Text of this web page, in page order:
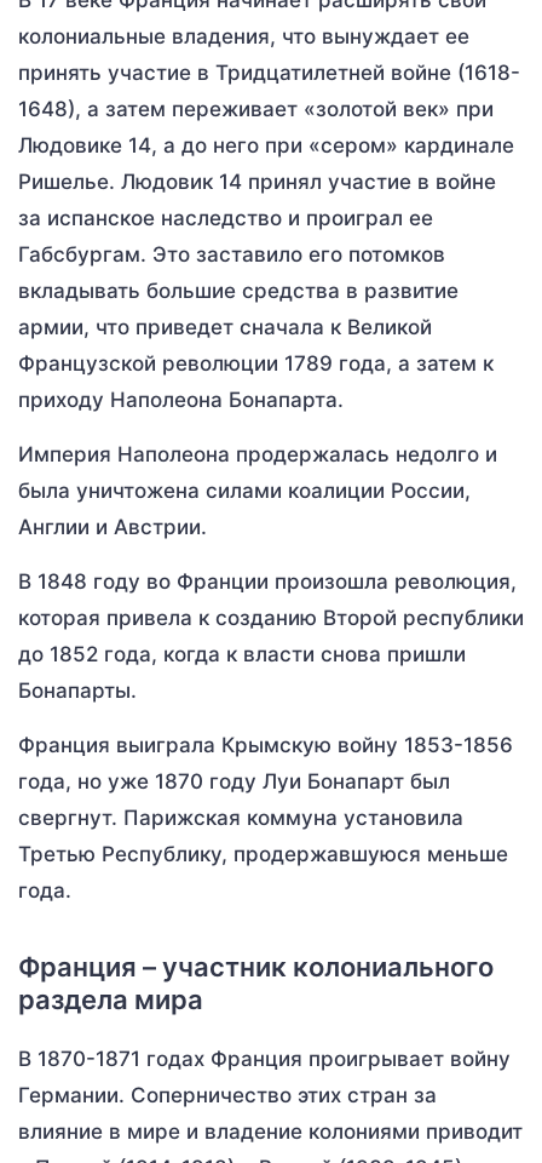
колониальные владения, что вынуждает ее
принять участие в Тридцатилетней войне (1618-
1648), а затем переживает «золотой век» при
Людовике 14, а до него при «сером» кардинале
Ришелье. Людовик 14 принял участие в войне
за испанское наследство и проиграл ее
Габсбургам. Это заставило его потомков
вкладывать большие средства в развитие
армии, что приведет сначала к Великой
Французской революции 1789 года, а затем к
приходу Наполеона Бонапарта.
Империя Наполеона продержалась недолго и
была уничтожена силами коалиции России,
Англии и Австрии.
В 1848 году во Франции произошла революция,
которая привела к созданию Второй республики
до 1852 года, когда к власти снова пришли
Бонапарты.
Франция выиграла Крымскую войну 1853-1856
года, но уже 1870 году Луи Бонапарт был
свергнут. Парижская коммуна установила
Третью Республику, продержавшуюся меньше
года.
Франция – участник колониального
раздела мира
В 1870-1871 годах Франция проигрывает войну
Германии. Соперничество этих стран за
влияние в мире и владение колониями приводит